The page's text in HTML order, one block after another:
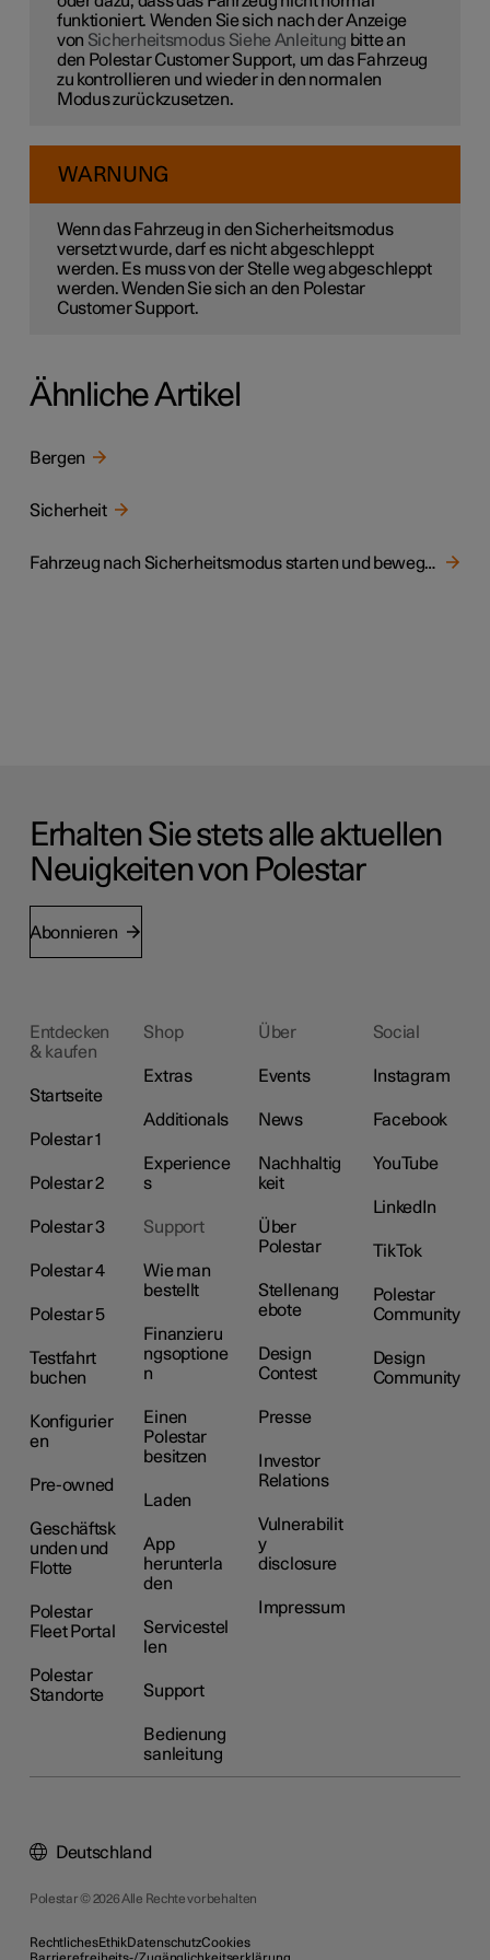
funktioniert. Wenden Sie sich nach der Anzeige
von Sicherheitsmodus Siehe Anleitung bitte an
den Polestar Customer Support, um das Fahrzeug
zu kontrollieren und wieder in den normalen
Modus zurückzusetzen.
WARNUNG
Wenn das Fahrzeug in den Sicherheitsmodus
versetzt wurde, darf es nicht abgeschleppt
werden. Es muss von der Stelle weg abgeschleppt
werden. Wenden Sie sich an den Polestar
Customer Support.
Ähnliche Artikel
Bergen
Sicherheit
Fahrzeug nach Sicherheitsmodus starten und bewegen
Erhalten Sie stets alle aktuellen
Neuigkeiten von Polestar
Abonnieren
Entdecken
& kaufen
Startseite
Polestar 1
Polestar 2
Polestar 3
Polestar 4
Polestar 5
Testfahrt
buchen
Konfigurier
en
Pre-owned
Geschäftsk
unden und
Flotte
Polestar
Fleet Portal
Polestar
Standorte
Shop
Extras
Additionals
Experience
s
Support
Wie man
bestellt
Finanzieru
ngsoptione
n
Einen
Polestar
besitzen
Laden
App
herunterla
den
Servicestel
len
Support
Bedienung
sanleitung
Über
Events
News
Nachhaltig
keit
Über
Polestar
Stellenang
ebote
Design
Contest
Presse
Investor
Relations
Vulnerabilit
y
disclosure
Impressum
Social
Instagram
Facebook
YouTube
LinkedIn
TikTok
Polestar
Community
Design
Community
Polestar © 2026 Alle Rechte vorbehalten
RechtlichesEthikDatenschutzCookies
Deutschland